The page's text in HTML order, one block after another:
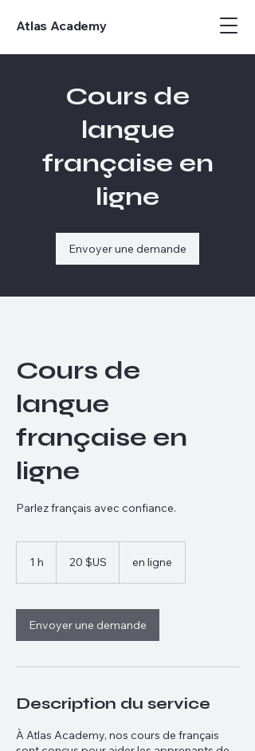
Atlas Academy
Cours de
langue
française en
ligne
Envoyer une demande
Cours de
langue
française en
ligne
Parlez français avec confiance.
1 h
des
Unis
20 $US en ligne
Envoyer une demande
Description du service
À Atlas Academy, nos cours de français